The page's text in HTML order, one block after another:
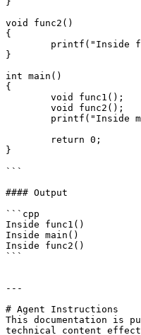
void func2()
{
}
int main()
{
}
```
#### Output
```cpp
Inside func1()
Inside main()
Inside func2()
```
---
# Agent Instructions
This documentation is
technical content